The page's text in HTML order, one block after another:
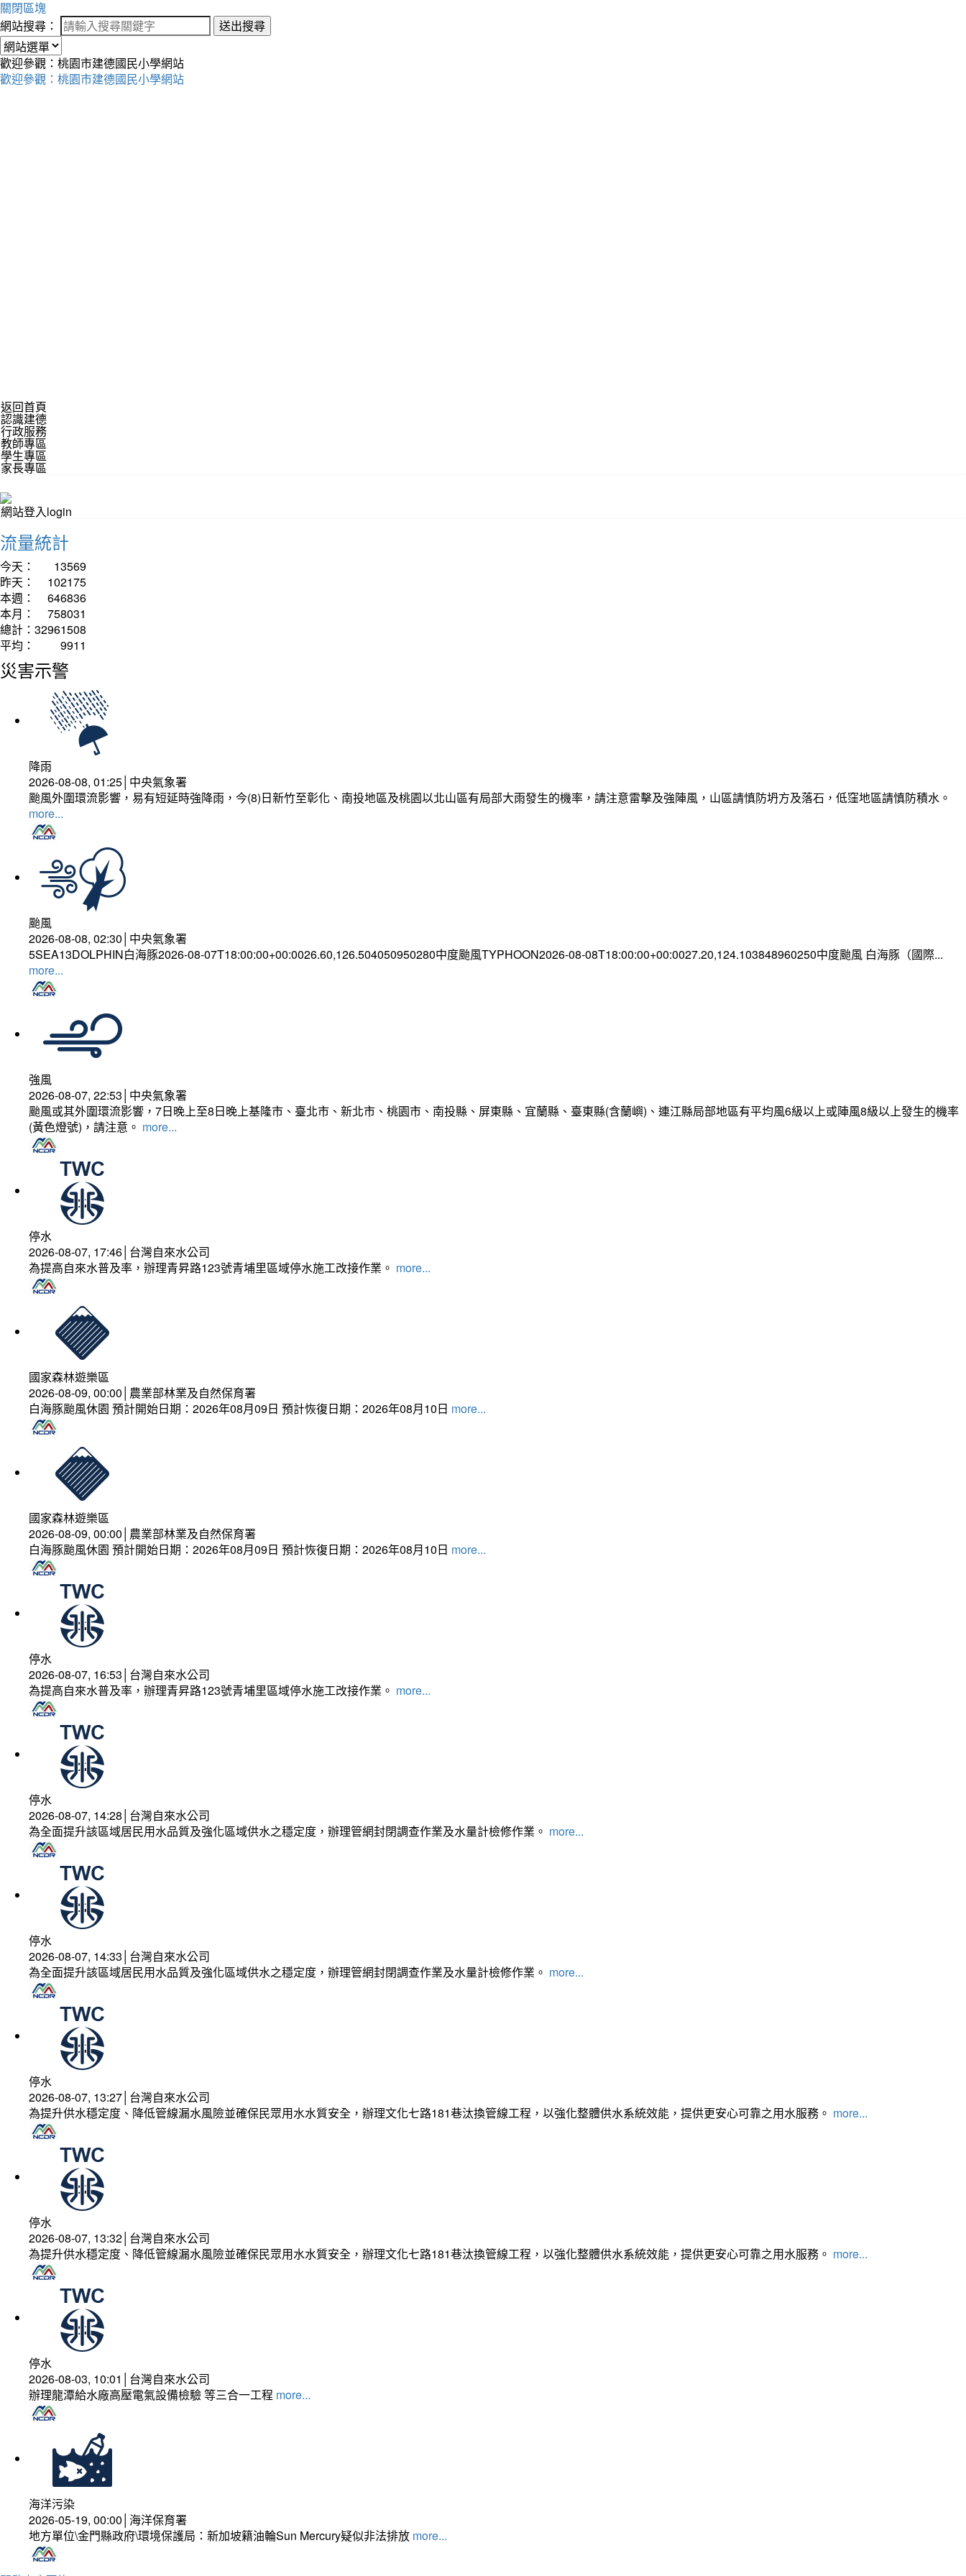
關閉區塊
網站搜尋：
送出搜尋
歡迎參觀：桃園市建德國民小學網站
歡迎參觀：桃園市建德國民小學網站
返回首頁
認識建德
行政服務
教師專區
學生專區
家長專區
網站登入login
流量統計
今天：
13569
昨天：
102175
本週：
646836
本月：
758031
總計： 32961508
平均：
9911
災害示警
降雨
2026-08-08, 01:25│中央氣象署
颱風外圍環流影響，易有短延時強降雨，今(8)日新竹至彰化、南投地區及桃園以北山區有局部大雨發生的機率，請注意雷擊及強陣風，山區請慎防坍方及落石，低窪地區請慎防積水。
more...
颱風
2026-08-08, 02:30│中央氣象署
5SEA13DOLPHIN白海豚2026-08-07T18:00:00+00:0026.60,126.504050950280中度颱風TYPHOON2026-08-08T18:00:00+00:0027.20,124.103848960250中度颱風 白海豚（國際...
more...
強風
2026-08-07, 22:53│中央氣象署
颱風或其外圍環流影響，7日晚上至8日晚上基隆市、臺北市、新北市、桃園市、南投縣、屏東縣、宜蘭縣、臺東縣(含蘭嶼)、連江縣局部地區有平均風6級以上或陣風8級以上發生的機率
(黃色燈號)，請注意。 more...
停水
2026-08-07, 17:46│台灣自來水公司
為提高自來水普及率，辦理青昇路123號青埔里區域停水施工改接作業。 more...
國家森林遊樂區
2026-08-09, 00:00│農業部林業及自然保育署
白海豚颱風休園 預計開始日期：2026年08月09日 預計恢復日期：2026年08月10日 more...
國家森林遊樂區
2026-08-09, 00:00│農業部林業及自然保育署
白海豚颱風休園 預計開始日期：2026年08月09日 預計恢復日期：2026年08月10日 more...
停水
2026-08-07, 16:53│台灣自來水公司
為提高自來水普及率，辦理青昇路123號青埔里區域停水施工改接作業。 more...
停水
2026-08-07, 14:28│台灣自來水公司
為全面提升該區域居民用水品質及強化區域供水之穩定度，辦理管網封閉調查作業及水量計檢修作業。 more...
停水
2026-08-07, 14:33│台灣自來水公司
為全面提升該區域居民用水品質及強化區域供水之穩定度，辦理管網封閉調查作業及水量計檢修作業。 more...
停水
2026-08-07, 13:27│台灣自來水公司
為提升供水穩定度、降低管線漏水風險並確保民眾用水水質安全，辦理文化七路181巷汰換管線工程，以強化整體供水系統效能，提供更安心可靠之用水服務。 more...
停水
2026-08-07, 13:32│台灣自來水公司
為提升供水穩定度、降低管線漏水風險並確保民眾用水水質安全，辦理文化七路181巷汰換管線工程，以強化整體供水系統效能，提供更安心可靠之用水服務。 more...
停水
2026-08-03, 10:01│台灣自來水公司
辦理龍潭給水廠高壓電氣設備檢驗 等三合一工程 more...
海洋污染
2026-05-19, 00:00│海洋保育署
地方單位\金門縣政府\環境保護局：新加坡籍油輪Sun Mercury疑似非法排放 more...